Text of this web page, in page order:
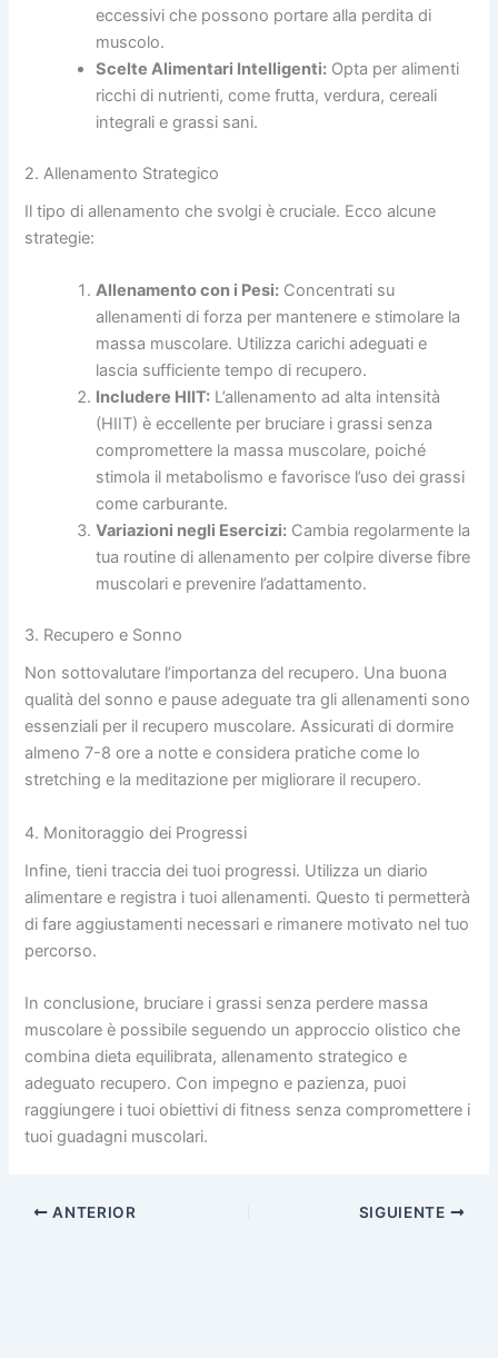
eccessivi che possono portare alla perdita di
muscolo.
Scelte Alimentari Intelligenti: Opta per alimenti
ricchi di nutrienti, come frutta, verdura, cereali
integrali e grassi sani.
2. Allenamento Strategico
Il tipo di allenamento che svolgi è cruciale. Ecco alcune
strategie:
Allenamento con i Pesi: Concentrati su
allenamenti di forza per mantenere e stimolare la
massa muscolare. Utilizza carichi adeguati e
lascia sufficiente tempo di recupero.
Includere HIIT: L’allenamento ad alta intensità
(HIIT) è eccellente per bruciare i grassi senza
compromettere la massa muscolare, poiché
stimola il metabolismo e favorisce l’uso dei grassi
come carburante.
Variazioni negli Esercizi: Cambia regolarmente la
tua routine di allenamento per colpire diverse fibre
muscolari e prevenire l’adattamento.
3. Recupero e Sonno
Non sottovalutare l’importanza del recupero. Una buona
qualità del sonno e pause adeguate tra gli allenamenti sono
essenziali per il recupero muscolare. Assicurati di dormire
almeno 7-8 ore a notte e considera pratiche come lo
stretching e la meditazione per migliorare il recupero.
4. Monitoraggio dei Progressi
Infine, tieni traccia dei tuoi progressi. Utilizza un diario
alimentare e registra i tuoi allenamenti. Questo ti permetterà
di fare aggiustamenti necessari e rimanere motivato nel tuo
percorso.
In conclusione, bruciare i grassi senza perdere massa
muscolare è possibile seguendo un approccio olistico che
combina dieta equilibrata, allenamento strategico e
adeguato recupero. Con impegno e pazienza, puoi
raggiungere i tuoi obiettivi di fitness senza compromettere i
tuoi guadagni muscolari.
ANTERIOR SIGUIENTE